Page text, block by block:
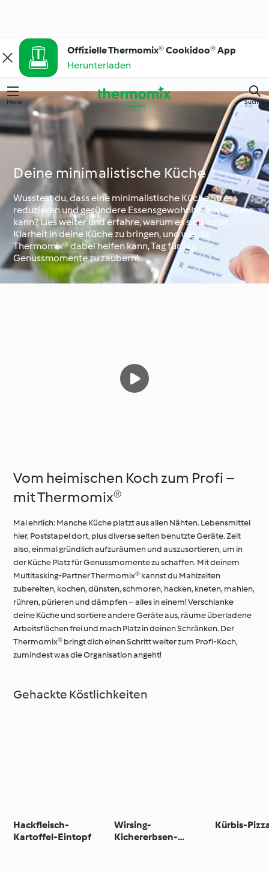
Offizielle Thermomix® Cookidoo® App
Herunterladen
Menü Suchen
Deine minimalistische Küche
Wusstest du, dass eine minimalistische Küche Stress
reduzieren und gesündere Essensgewohnheiten fördern
kann? Lies weiter und erfahre, warum es sich lohnt,
Klarheit in deine Küche zu bringen, und wie dir
Thermomix® dabei helfen kann, Tag für Tag
Genussmomente zu zaubern!
Vom heimischen Koch zum Profi –
mit Thermomix®
Mal ehrlich: Manche Küche platzt aus allen Nähten. Lebensmittel
hier, Poststapel dort, plus diverse selten benutzte Geräte. Zeit
also, einmal gründlich aufzuräumen und auszusortieren, um in
der Küche Platz für Genussmomente zu schaffen. Mit deinem
Multitasking-Partner Thermomix® kannst du Mahlzeiten
zubereiten, kochen, dünsten, schmoren, hacken, kneten, mahlen,
rühren, pürieren und dämpfen – alles in einem! Verschlanke
deine Küche und sortiere andere Geräte aus, räume überladene
Arbeitsflächen frei und mach Platz in deinen Schränken. Der
Thermomix® bringt dich einen Schritt weiter zum Profi-Koch,
zumindest was die Organisation angeht!
Gehackte Köstlichkeiten
Hackfleisch-
Kartoffel-Eintopf
Wirsing-
Kichererbsen-
Kürbis-